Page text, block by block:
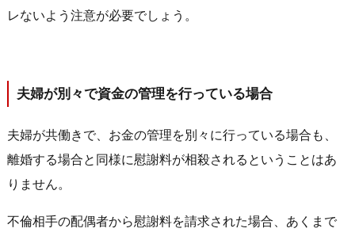
レないよう注意が必要でしょう。
夫婦が別々で資金の管理を行っている場合
夫婦が共働きで、お金の管理を別々に行っている場合も、
離婚する場合と同様に慰謝料が相殺されるということはあ
りません。
不倫相手の配偶者から慰謝料を請求された場合、あくまで